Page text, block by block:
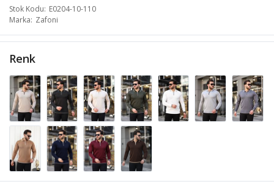
Stok Kodu E0204-10-110
Marka Zafoni
Renk